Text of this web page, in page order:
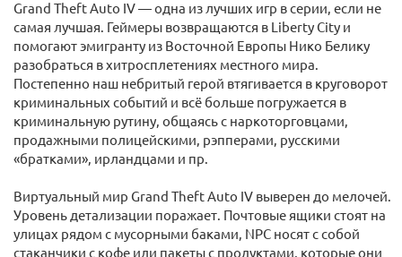
Grand Theft Auto IV — одна из лучших игр в серии, если не
самая лучшая. Геймеры возвращаются в Liberty City и
помогают эмигранту из Восточной Европы Нико Белику
разобраться в хитросплетениях местного мира.
Постепенно наш небритый герой втягивается в круговорот
криминальных событий и всё больше погружается в
криминальную рутину, общаясь с наркоторговцами,
продажными полицейскими, рэпперами, русскими
«братками», ирландцами и пр.
Виртуальный мир Grand Theft Auto IV выверен до мелочей.
Уровень детализации поражает. Почтовые ящики стоят на
улицах рядом с мусорными баками, NPC носят с собой
стаканчики с кофе или пакеты с продуктами, которые они